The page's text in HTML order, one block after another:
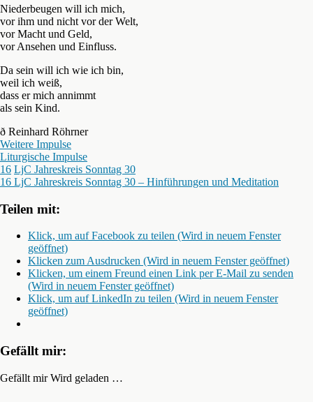
Niederbeugen will ich mich,
vor ihm und nicht vor der Welt,
vor Macht und Geld,
vor Ansehen und Einfluss.
Da sein will ich wie ich bin,
weil ich weiß,
dass er mich annimmt
als sein Kind.
ð Reinhard Röhrner
Weitere Impulse
Liturgische Impulse
16 LjC Jahreskreis Sonntag 30
16 LjC Jahreskreis Sonntag 30 – Hinführungen und Meditation
Teilen mit:
Klick, um auf Facebook zu teilen (Wird in neuem Fenster
geöffnet)
Klicken zum Ausdrucken (Wird in neuem Fenster geöffnet)
Klicken, um einem Freund einen Link per E-Mail zu senden
(Wird in neuem Fenster geöffnet)
Klick, um auf LinkedIn zu teilen (Wird in neuem Fenster
geöffnet)
Gefällt mir:
Gefällt mir Wird geladen …